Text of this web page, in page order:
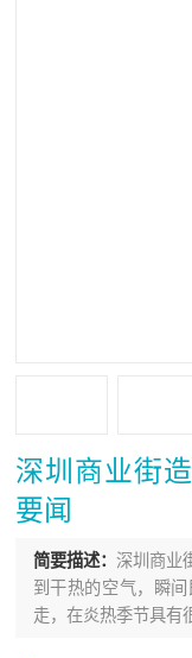
深圳商业街
要闻
简要描述： 深圳商业
到干热的空气，瞬
走，在炎热季节具有